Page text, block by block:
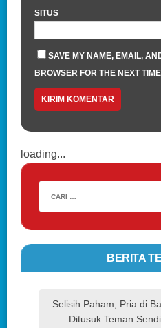
SITUS
SAVE MY NAME, EMAIL,
BROWSER FOR THE NEXT
loading...
BERITA
Selisih Paham, Pria di
Ditusuk Teman